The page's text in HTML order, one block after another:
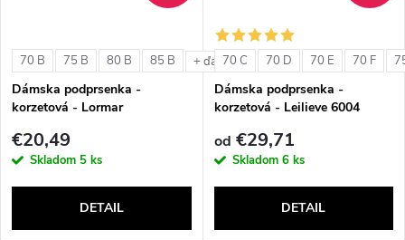
70 B 75 B 80 B 85 B + ďalšie
Dámska podprsenka -
korzetová - Lormar
€20,49
Skladom 5 ks
DETAIL
70 C 70 D 70 E 70 F
Dámska podprsenka -
korzetová - Leilieve 6004
od €29,71
Skladom 6 ks
DETAIL